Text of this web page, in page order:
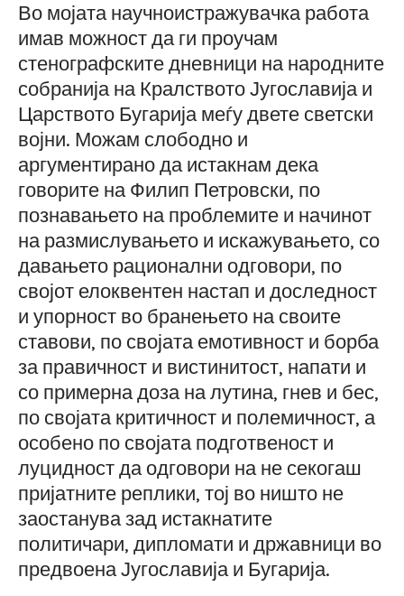
Во мојата научноистражувачка работа
имав можност да ги проучам
стенографските дневници на народните
собранија на Кралството Југославија и
Царството Бугарија меѓу двете светски
војни. Можам слободно и
аргументирано да истакнам дека
говорите на Филип Петровски, по
познавањето на проблемите и начинот
на размислувањето и искажувањето, со
давањето рационални одговори, по
својот елоквентен настап и доследност
и упорност во бранењето на своите
ставови, по својата емотивност и борба
за правичност и вистинитост, напати и
со примерна доза на лутина, гнев и бес,
по својата критичност и полемичност, а
особено по својата подготвеност и
луцидност да одговори на не секогаш
пријатните реплики, тој во ништо не
заостанува зад истакнатите
политичари, дипломати и државници во
предвоена Југославија и Бугарија.